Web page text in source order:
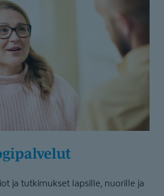
ja tutkimukset lapsille, nuorille ja